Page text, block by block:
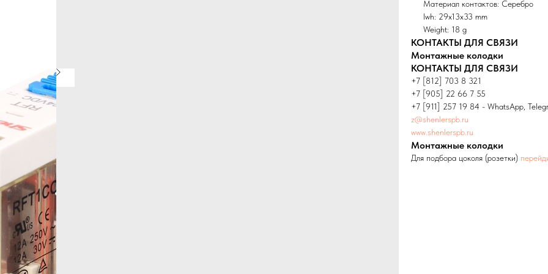
Материал контактов: Серебро
lwh: 29x13x33 mm
Weight: 18 g
КОНТАКТЫ ДЛЯ СВЯЗИ
Монтажные колодки
КОНТАКТЫ ДЛЯ СВЯЗИ
+7 [812] 703 8 321
+7 [905] 22 66 7 55
+7 [911] 257 19 84 - WhatsApp,
z@shenlerspb.ru
www.shenlerspb.ru
Монтажные колодки
Для подбора цоколя (розетки)